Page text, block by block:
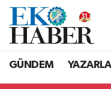
GÜNDEM
Hava Durumu